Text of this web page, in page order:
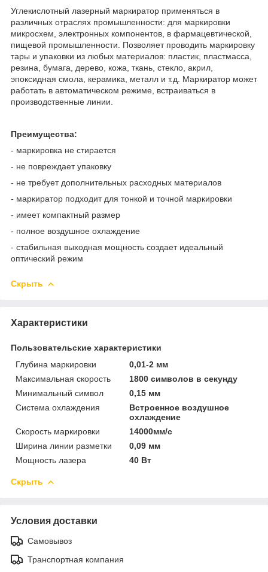
Углекислотный лазерный маркиратор применяться в
различных отраслях промышленности: для маркировки
микросхем, электронных компонентов, в фармацевтической,
пищевой промышленности. Позволяет проводить маркировку
тары и упаковки из любых материалов: пластик, пластмасса,
резина, бумага, дерево, кожа, ткань, стекло, акрил,
эпоксидная смола, керамика, металл и т.д. Маркиратор может
работать в автоматическом режиме, встраиваться в
производственные линии.
Преимущества:
- маркировка не стирается
- не повреждает упаковку
- не требует дополнительных расходных материалов
- маркиратор подходит для тонкой и точной маркировки
- имеет компактный размер
- полное воздушное охлаждение
- стабильная выходная мощность создает идеальный
оптический режим
Скрыть
Характеристики
Пользовательские характеристики
Глубина маркировки
0,01-2 мм
Максимальная скорость
1800 символов в секунду
Минимальный символ
0,15 мм
Система охлаждения
Встроенное воздушное
охлаждение
Скорость маркировки
14000мм/с
Ширина линии разметки
0,09 мм
Мощность лазера
40 Вт
Скрыть
Условия доставки
Самовывоз
Транспортная компания